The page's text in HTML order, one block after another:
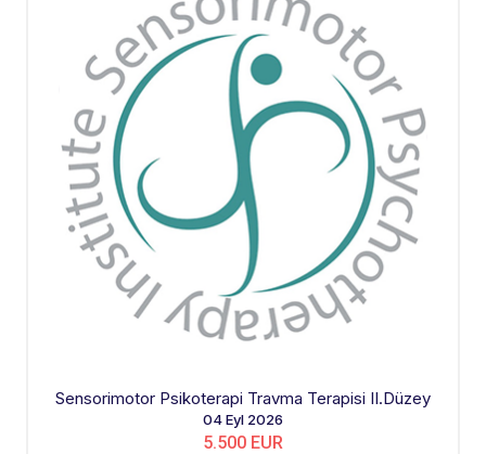
Sensorimotor Psikoterapi Travma Terapisi II.Düzey
04 Eyl 2026
5.500 EUR